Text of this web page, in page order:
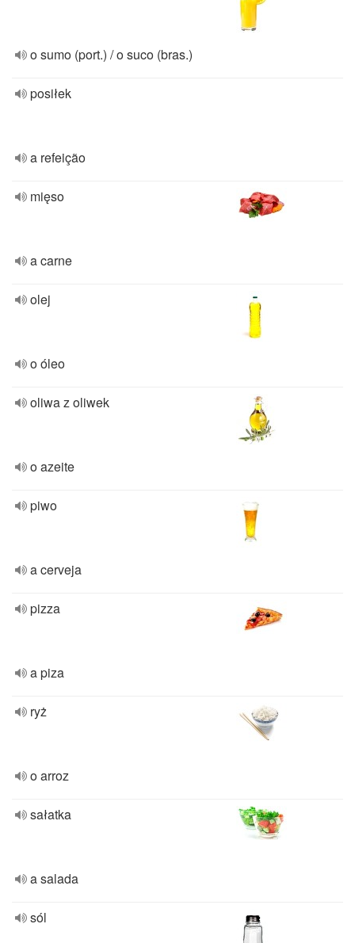
o sumo (port.) / o suco (bras.)
posiłek
a refeição
mięso
a carne
olej
o óleo
oliwa z oliwek
o azeite
piwo
a cerveja
pizza
a piza
ryż
o arroz
sałatka
a salada
sól